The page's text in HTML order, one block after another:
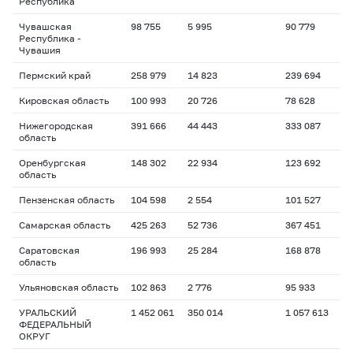
Чувашская
Республика -
Чувашия
98 755 5 995 90 779
Пермский край 258 979 14 823 239 694
Кировская область 100 993 20 726 78 628
Нижегородская
область
391 666 44 443 333 087
Оренбургская
область
148 302 22 934 123 692
Пензенская область 104 598 2 554 101 527
Самарская область 425 263 52 736 367 451
Саратовская
область
196 993 25 284 168 878
Ульяновская область 102 863 2 776 95 933
УРАЛЬСКИЙ
ФЕДЕРАЛЬНЫЙ
ОКРУГ
1 452 061 350 014 1 057 613